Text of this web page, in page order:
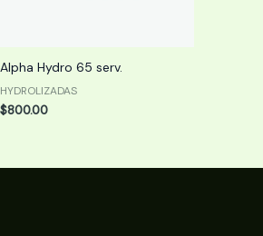
Alpha Hydro 65 serv.
HYDROLIZADAS
$800.00